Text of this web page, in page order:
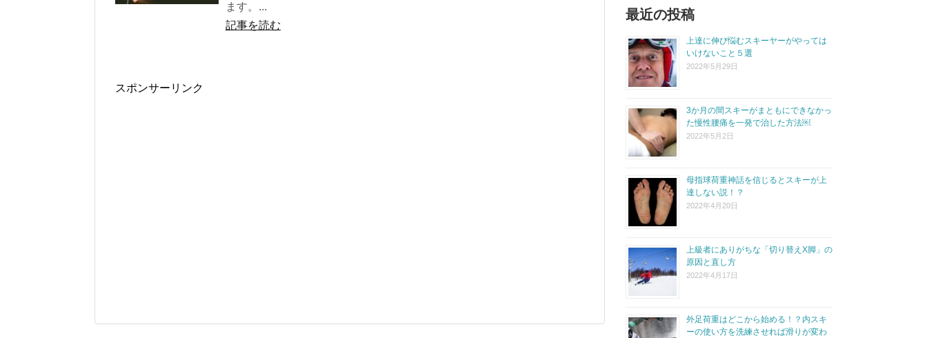
ます。...
記事を読む
スポンサーリンク
最近の投稿
上達に伸び悩むスキーヤーがやっては
いけないこと５選
2022年5月29日
3か月の間スキーがまともにできなかっ
た慢性腰痛を一発で治した方法￼
2022年5月2日
母指球荷重神話を信じるとスキーが上
達しない説！？
2022年4月20日
上級者にありがちな「切り替えX脚」の
原因と直し方
2022年4月17日
外足荷重はどこから始める！？内スキ
ーの使い方を洗練させれば滑りが変わ